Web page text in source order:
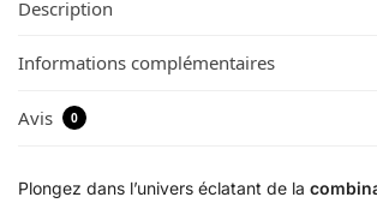
Description
Informations complémentaires
Avis 0
Plongez dans l’univers éclatant de la